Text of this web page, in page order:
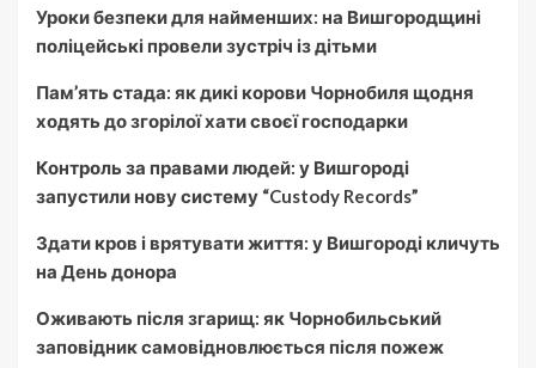
Уроки безпеки для найменших: на Вишгородщині
поліцейські провели зустріч із дітьми
Пам’ять стада: як дикі корови Чорнобиля щодня
ходять до згорілої хати своєї господарки
Контроль за правами людей: у Вишгороді
запустили нову систему “Custody Records”
Здати кров і врятувати життя: у Вишгороді кличуть
на День донора
Оживають після згарищ: як Чорнобильський
заповідник самовідновлюється після пожеж